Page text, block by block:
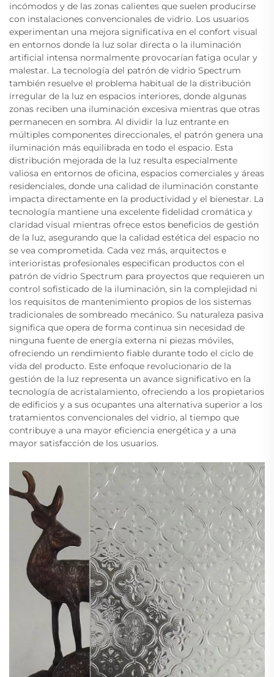
incómodos y de las zonas calientes que suelen producirse
con instalaciones convencionales de vidrio. Los usuarios
experimentan una mejora significativa en el confort visual
en entornos donde la luz solar directa o la iluminación
artificial intensa normalmente provocarían fatiga ocular y
malestar. La tecnología del patrón de vidrio Spectrum
también resuelve el problema habitual de la distribución
irregular de la luz en espacios interiores, donde algunas
zonas reciben una iluminación excesiva mientras que otras
permanecen en sombra. Al dividir la luz entrante en
múltiples componentes direccionales, el patrón genera una
iluminación más equilibrada en todo el espacio. Esta
distribución mejorada de la luz resulta especialmente
valiosa en entornos de oficina, espacios comerciales y áreas
residenciales, donde una calidad de iluminación constante
impacta directamente en la productividad y el bienestar. La
tecnología mantiene una excelente fidelidad cromática y
claridad visual mientras ofrece estos beneficios de gestión
de la luz, asegurando que la calidad estética del espacio no
se vea comprometida. Cada vez más, arquitectos e
interioristas profesionales especifican productos con el
patrón de vidrio Spectrum para proyectos que requieren un
control sofisticado de la iluminación, sin la complejidad ni
los requisitos de mantenimiento propios de los sistemas
tradicionales de sombreado mecánico. Su naturaleza pasiva
significa que opera de forma continua sin necesidad de
ninguna fuente de energía externa ni piezas móviles,
ofreciendo un rendimiento fiable durante todo el ciclo de
vida del producto. Este enfoque revolucionario de la
gestión de la luz representa un avance significativo en la
tecnología de acristalamiento, ofreciendo a los propietarios
de edificios y a sus ocupantes una alternativa superior a los
tratamientos convencionales del vidrio, al tiempo que
contribuye a una mayor eficiencia energética y a una
mayor satisfacción de los usuarios.